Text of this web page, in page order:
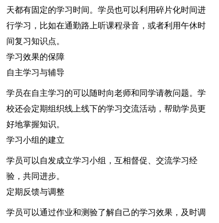
天都有固定的学习时间。学员也可以利用碎片化时间进
行学习，比如在通勤路上听课程录音，或者利用午休时
间复习知识点。
学习效果的保障
自主学习与辅导
学员在自主学习的可以随时向老师和同学请教问题。学
校还会定期组织线上线下的学习交流活动，帮助学员更
好地掌握知识。
学习小组的建立
学员可以自发成立学习小组，互相督促、交流学习经
验，共同进步。
定期反馈与调整
学员可以通过作业和测验了解自己的学习效果，及时调